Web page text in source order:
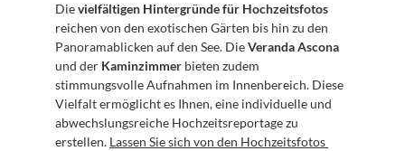
Die vielfältigen Hintergründe für Hochzeitsfotos
reichen von den exotischen Gärten bis hin zu den
Panoramablicken auf den See. Die Veranda Ascona
und der Kaminzimmer bieten zudem
stimmungsvolle Aufnahmen im Innenbereich. Diese
Vielfalt ermöglicht es Ihnen, eine individuelle und
abwechslungsreiche Hochzeitsreportage zu
erstellen. Lassen Sie sich von den Hochzeitsfotos